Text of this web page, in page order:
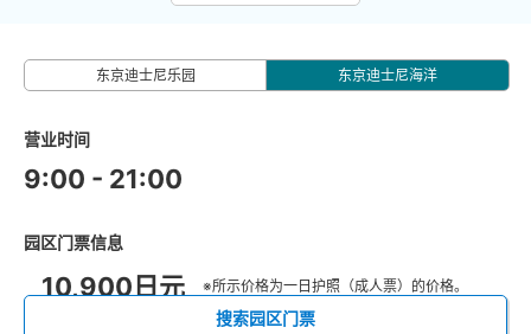
东京迪士尼乐园 东京迪士尼海洋
营业时间
9:00 - 21:00
园区门票信息
10,900日元 ※所示价格为一日护照（成人票）的价格。
搜索园区门票